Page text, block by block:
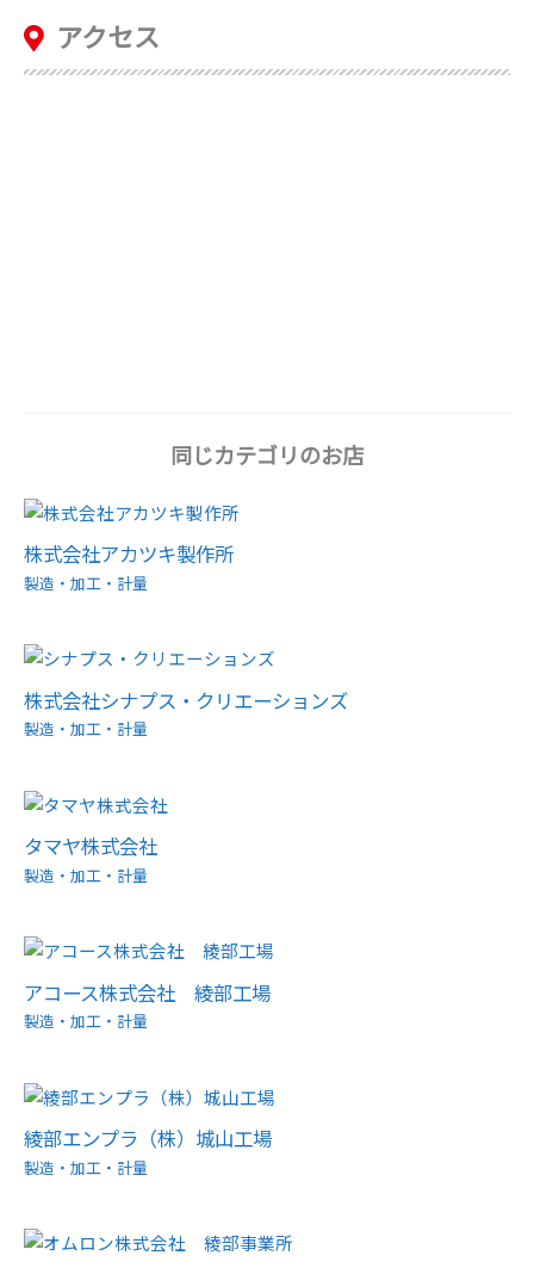
アクセス
同じカテゴリのお店
株式会社アカツキ製作所
製造・加工・計量
株式会社シナプス・クリエーションズ
製造・加工・計量
タマヤ株式会社
製造・加工・計量
アコース株式会社 綾部工場
製造・加工・計量
綾部エンプラ（株）城山工場
製造・加工・計量